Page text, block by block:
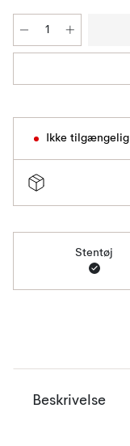
Ikke tilgængelig
Stentøj
Beskrivelse